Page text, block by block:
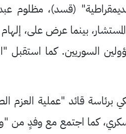
(قسد)، مظلوم
بينما عرض على،
السوريين. كما استقبل
برئاسة قائد "عملية العزم
كما اجتمع مع وفدٍ من